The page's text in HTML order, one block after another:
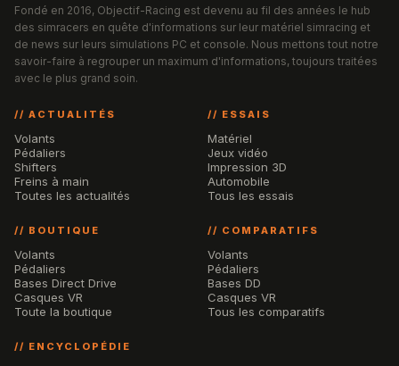
Fondé en 2016, Objectif-Racing est devenu au fil des années le hub
des simracers en quête d'informations sur leur matériel simracing et
de news sur leurs simulations PC et console. Nous mettons tout notre
savoir-faire à regrouper un maximum d'informations, toujours traitées
avec le plus grand soin.
// ACTUALITÉS
Volants
Pédaliers
Shifters
Freins à main
Toutes les actualités
// ESSAIS
Matériel
Jeux vidéo
Impression 3D
Automobile
Tous les essais
// BOUTIQUE
Volants
Pédaliers
Bases Direct Drive
Casques VR
Toute la boutique
// COMPARATIFS
Volants
Pédaliers
Bases DD
Casques VR
Tous les comparatifs
// ENCYCLOPÉDIE